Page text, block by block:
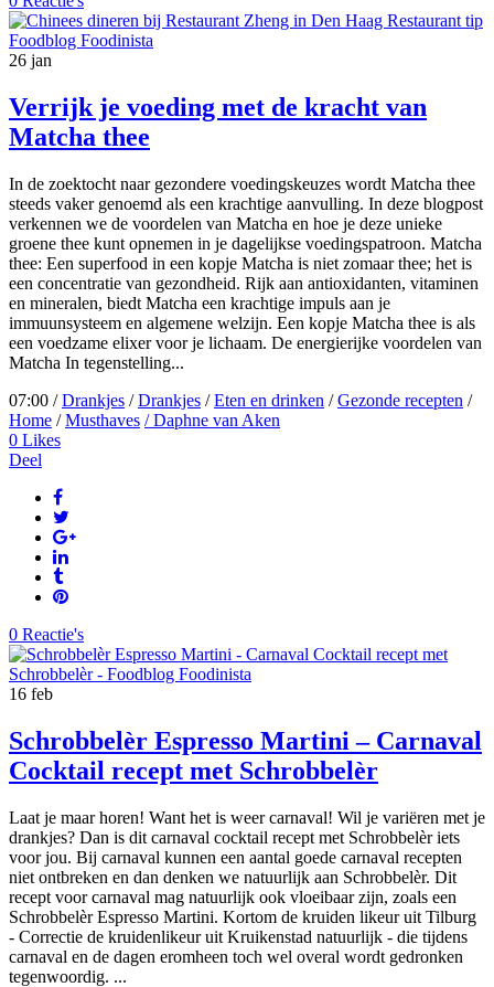
26 jan
Verrijk je voeding met de kracht van
Matcha thee
In de zoektocht naar gezondere voedingskeuzes wordt Matcha thee
steeds vaker genoemd als een krachtige aanvulling. In deze blogpost
verkennen we de voordelen van Matcha en hoe je deze unieke
groene thee kunt opnemen in je dagelijkse voedingspatroon. Matcha
thee: Een superfood in een kopje Matcha is niet zomaar thee; het is
een concentratie van gezondheid. Rijk aan antioxidanten, vitaminen
en mineralen, biedt Matcha een krachtige impuls aan je
immuunsysteem en algemene welzijn. Een kopje Matcha thee is als
een voedzame elixer voor je lichaam. De energierijke voordelen van
Matcha In tegenstelling...
07:00 /Drankjes /Drankjes /Eten en drinken /Gezonde recepten /
Home /Musthaves / Daphne van Aken
0 Likes
Deel
0 Reactie's
16 feb
Schrobbelèr Espresso Martini – Carnaval
Cocktail recept met Schrobbelèr
Laat je maar horen! Want het is weer carnaval! Wil je variëren met je
drankjes? Dan is dit carnaval cocktail recept met Schrobbelèr iets
voor jou. Bij carnaval kunnen een aantal goede carnaval recepten
niet ontbreken en dan denken we natuurlijk aan Schrobbelèr. Dit
recept voor carnaval mag natuurlijk ook vloeibaar zijn, zoals een
Schrobbelèr Espresso Martini. Kortom de kruiden likeur uit Tilburg
- Correctie de kruidenlikeur uit Kruikenstad natuurlijk - die tijdens
carnaval en de dagen eromheen toch wel overal wordt gedronken
tegenwoordig. ...